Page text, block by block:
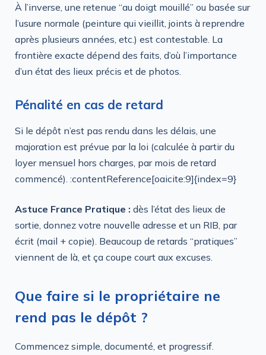
À l’inverse, une retenue “au doigt mouillé” ou basée sur
l’usure normale (peinture qui vieillit, joints à reprendre
après plusieurs années, etc.) est contestable. La
frontière exacte dépend des faits, d’où l’importance
d’un état des lieux précis et de photos.
Pénalité en cas de retard
Si le dépôt n’est pas rendu dans les délais, une
majoration est prévue par la loi (calculée à partir du
loyer mensuel hors charges, par mois de retard
commencé). :contentReference[oaicite:9]{index=9}
Astuce France Pratique : dès l’état des lieux de
sortie, donnez votre nouvelle adresse et un RIB, par
écrit (mail + copie). Beaucoup de retards “pratiques”
viennent de là, et ça coupe court aux excuses.
Que faire si le propriétaire ne
rend pas le dépôt ?
Commencez simple, documenté, et progressif.